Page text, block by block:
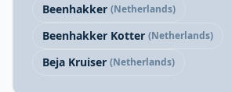
Beenhakker (Netherlands)
Beenhakker Kotter (Netherlands)
Beja Kruiser (Netherlands)